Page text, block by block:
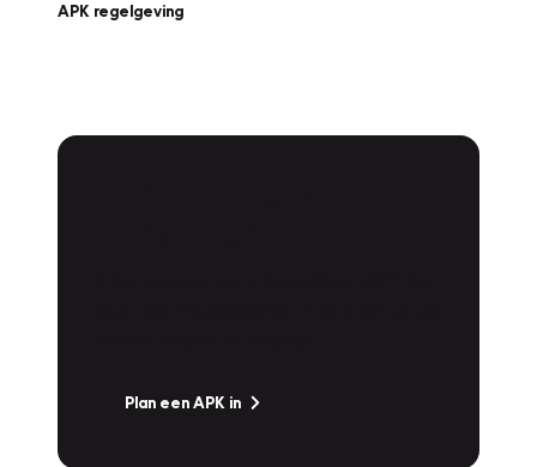
APK regelgeving
Plan een APK in